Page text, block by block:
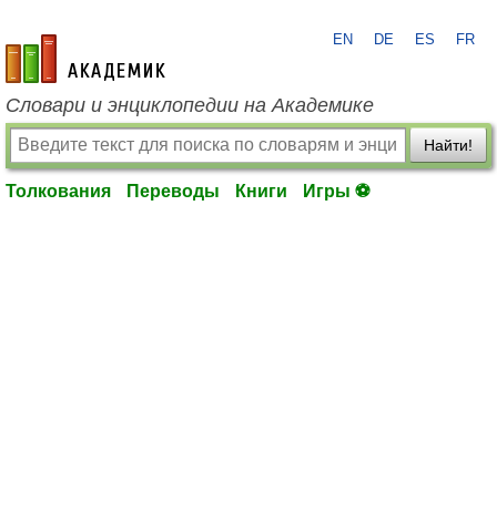
academic.ru
EN DE ES FR
Словари и энциклопедии на Академике
Найти!
Толкования Переводы Книги Игры ⚽